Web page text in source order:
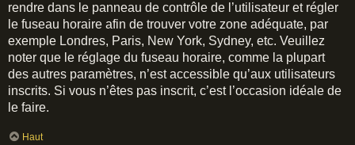
rendre dans le panneau de contrôle de l’utilisateur et régler
le fuseau horaire afin de trouver votre zone adéquate, par
exemple Londres, Paris, New York, Sydney, etc. Veuillez
noter que le réglage du fuseau horaire, comme la plupart
des autres paramètres, n’est accessible qu’aux utilisateurs
inscrits. Si vous n’êtes pas inscrit, c’est l’occasion idéale de
le faire.
Haut